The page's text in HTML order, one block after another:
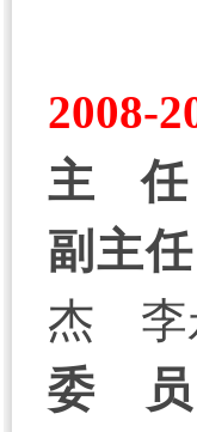
2008-
主 任
副主任
杰 李
委 员